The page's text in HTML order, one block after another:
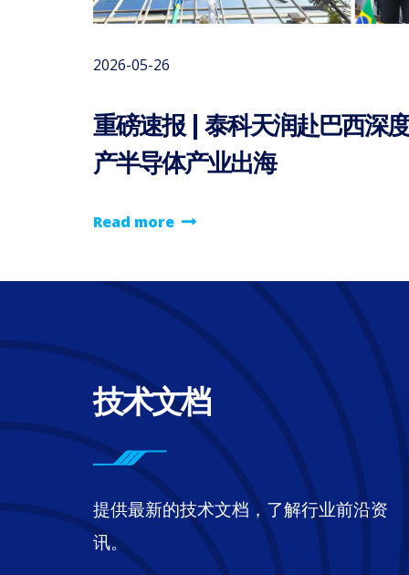
2026-05-26
重磅速报 | 泰科天润赴巴西深
产半导体产业出海
Read more
技术文档
提供最新的技术文档，了解行业前沿资
讯。
碳化硅100问 | SiC二
极管的导通电压随温
是如何变化的
世界是多变的，造型是百变的，天气是
变的，碳化硅二极管的导通压降是温变
的。充分掌握其随温度变化的规律才能
捏住变换器的效率，现在就让我们实测